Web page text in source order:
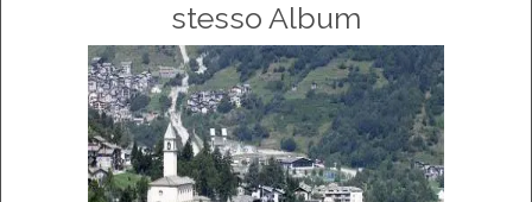
stesso Album